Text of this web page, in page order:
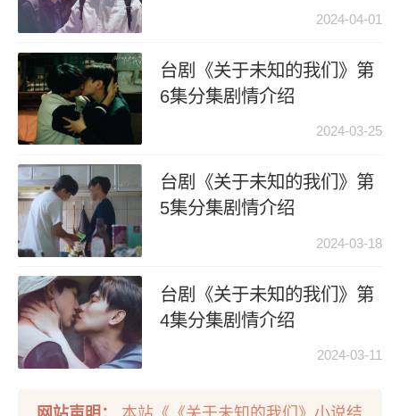
2024-04-01
台剧《关于未知的我们》第
6集分集剧情介绍
2024-03-25
台剧《关于未知的我们》第
5集分集剧情介绍
2024-03-18
台剧《关于未知的我们》第
4集分集剧情介绍
2024-03-11